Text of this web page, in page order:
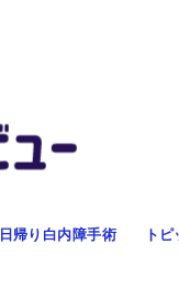
日帰り白内障手術 ト